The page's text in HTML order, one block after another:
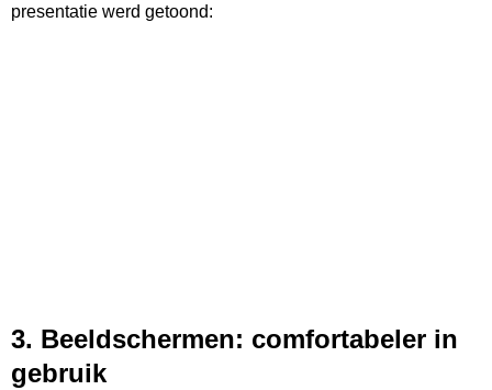
presentatie werd getoond:
3. Beeldschermen: comfortabeler in
gebruik